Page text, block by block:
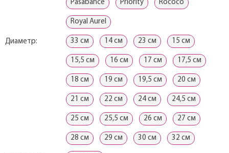
Pasabahce Priority Rococo
Royal Aurel
Диаметр: 33 см 14 см 23 см 15 см
15,5 см 16 см 17 см 17,5 см
18 см 19 см 19,5 см 20 см
21 см 22 см 24 см 24,5 см
25 см 25,5 см 26 см 27 см
28 см 29 см 30 см 32 см